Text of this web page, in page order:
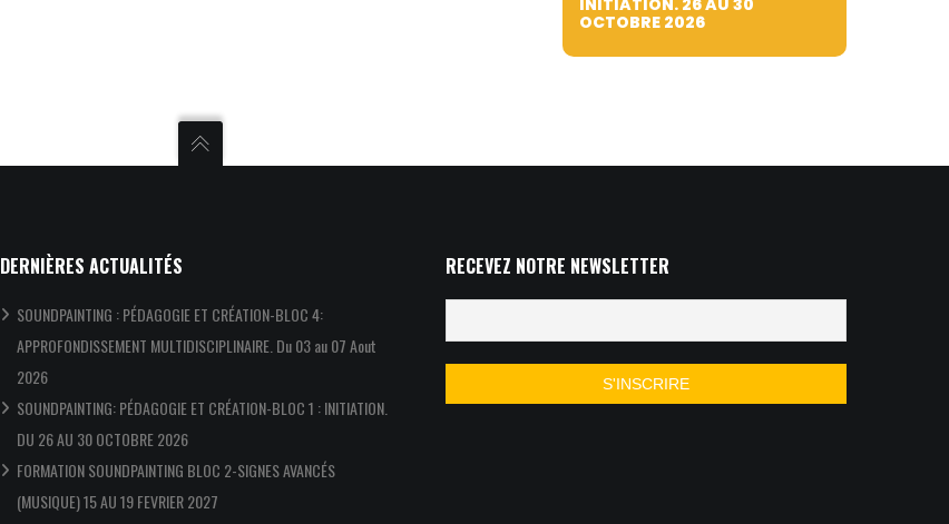
INITIATION. 26 AU 30
OCTOBRE 2026
DERNIÈRES ACTUALITÉS
SOUNDPAINTING : PÉDAGOGIE ET CRÉATION-BLOC 4:
APPROFONDISSEMENT MULTIDISCIPLINAIRE. Du 03 au 07 Aout
2026
SOUNDPAINTING: PÉDAGOGIE ET CRÉATION-BLOC 1 : INITIATION.
DU 26 AU 30 OCTOBRE 2026
FORMATION SOUNDPAINTING BLOC 2-SIGNES AVANCÉS
(MUSIQUE) 15 AU 19 FEVRIER 2027
RECEVEZ NOTRE NEWSLETTER